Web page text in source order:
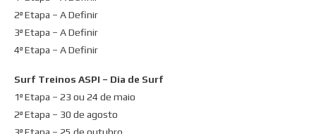
2ª Etapa – A Definir
3ª Etapa – A Definir
4ª Etapa – A Definir
Surf Treinos ASPI – Dia de Surf
1ª Etapa – 23 ou 24 de maio
2ª Etapa – 30 de agosto